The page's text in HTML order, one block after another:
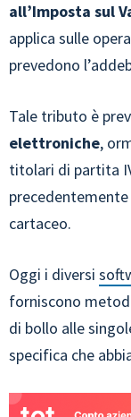
all’Imposta sul
applica sulle
prevedono
Tale tributo è
elettroniche,
titolari di partita
cartaceo.
Oggi i diversi
forniscono
di bollo alle
specifica che